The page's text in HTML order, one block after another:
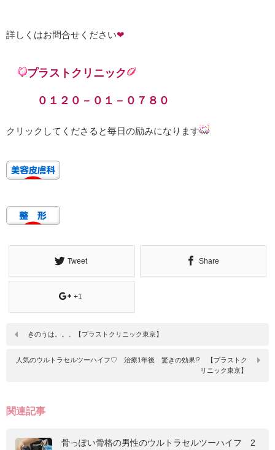
詳しくはお問合せください❤
プラストクリニック
０１２０－０１－０７８０
クリックしてくださると毎日の励みになります
Tweet Share
+1
きのうは。。。【プラストクリニック東京】
人気のウルトラセルツーハイフ♡ 治療1年後 驚きの効果⁉ 【プラストク
リニック東京】
関連記事
骨っぽい骨格の男性のウルトラセルツーハイフ 2